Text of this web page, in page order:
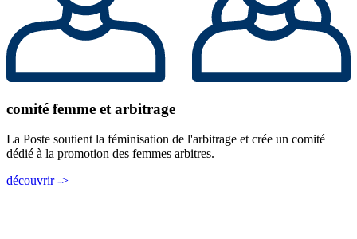
comité femme et arbitrage
La Poste soutient la féminisation de l'arbitrage et crée un comité
dédié à la promotion des femmes arbitres.
découvrir ->